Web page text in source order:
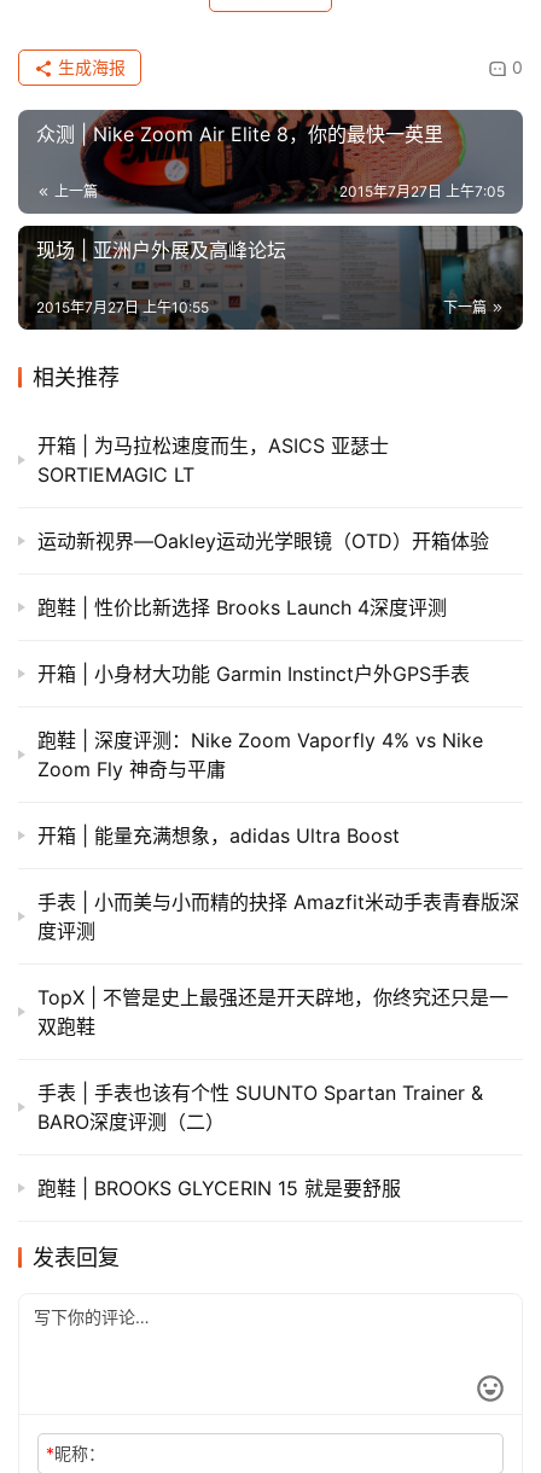
0
生成海报
众测 | Nike Zoom Air Elite 8，你的最快一英里
上一篇 2015年7月27日 上午7:05
现场 | 亚洲户外展及高峰论坛
下一篇
2015年7月27日 上午10:55
相关推荐
开箱 | 为马拉松速度而生，ASICS 亚瑟士
SORTIEMAGIC LT
运动新视界—Oakley运动光学眼镜（OTD）开箱体验
跑鞋 | 性价比新选择 Brooks Launch 4深度评测
开箱 | 小身材大功能 Garmin Instinct户外GPS手表
跑鞋 | 深度评测：Nike Zoom Vaporfly 4% vs Nike
Zoom Fly 神奇与平庸
​开箱 | 能量充满想象，adidas Ultra Boost
手表 | 小而美与小而精的抉择 Amazfit米动手表青春版深
度评测
TopX | 不管是史上最强还是开天辟地，你终究还只是一
双跑鞋
手表 | 手表也该有个性 SUUNTO Spartan Trainer &
BARO深度评测（二）
跑鞋 | BROOKS GLYCERIN 15 就是要舒服
发表回复
*昵称：